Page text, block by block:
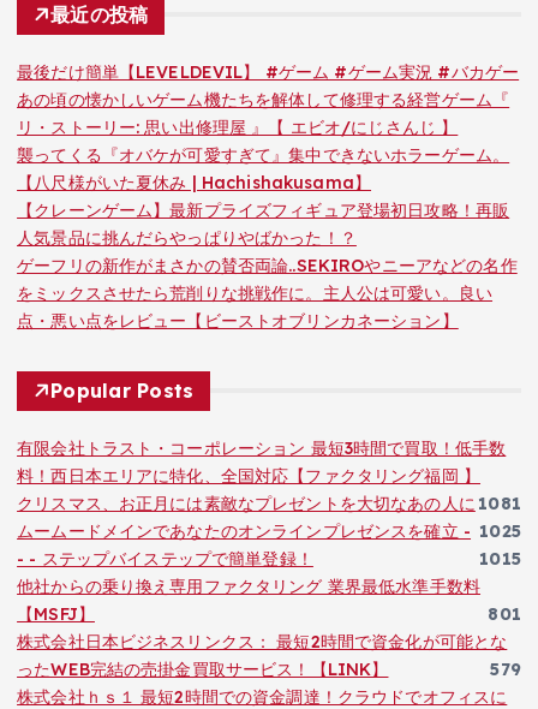
最近の投稿
最後だけ簡単【LEVELDEVIL】 #ゲーム #ゲーム実況 #バカゲー
あの頃の懐かしいゲーム機たちを解体して修理する経営ゲーム『
リ・ストーリー: 思い出修理屋 』【 エビオ/にじさんじ 】
襲ってくる『オバケが可愛すぎて』集中できないホラーゲーム。
【八尺様がいた夏休み | Hachishakusama】
【クレーンゲーム】最新プライズフィギュア登場初日攻略！再販
人気景品に挑んだらやっぱりやばかった！？
ゲーフリの新作がまさかの賛否両論..SEKIROやニーアなどの名作
をミックスさせたら荒削りな挑戦作に。主人公は可愛い。良い
点・悪い点をレビュー【ビーストオブリンカネーション】
Popular Posts
有限会社トラスト・コーポレーション 最短3時間で買取！低手数
料！西日本エリアに特化、全国対応【ファクタリング福岡 】
1081
クリスマス、お正月には素敵なプレゼントを大切なあの人に
1025
ムームードメインであなたのオンラインプレゼンスを確立 -
- - ステップバイステップで簡単登録！
1015
他社からの乗り換え専用ファクタリング 業界最低水準手数料
【MSFJ】
801
株式会社日本ビジネスリンクス： 最短2時間で資金化が可能とな
ったWEB完結の売掛金買取サービス！【LINK】
579
株式会社ｈｓ１ 最短2時間での資金調達！クラウドでオフィスに